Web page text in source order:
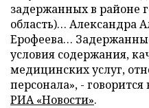
задержанных в районе
область)… Александра
Ерофеева…
условия содержания,
медицинских услуг,
персонала», -
РИА «Новости».